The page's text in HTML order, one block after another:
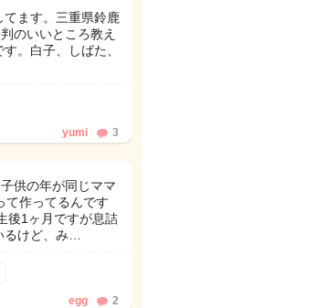
ます。三重県鈴鹿
のいいところ教え
。白子、しばた、
yumi 3
供の年が同じママ
て作ってるんです
後1ヶ月ですが息詰
けど、み…
egg 2